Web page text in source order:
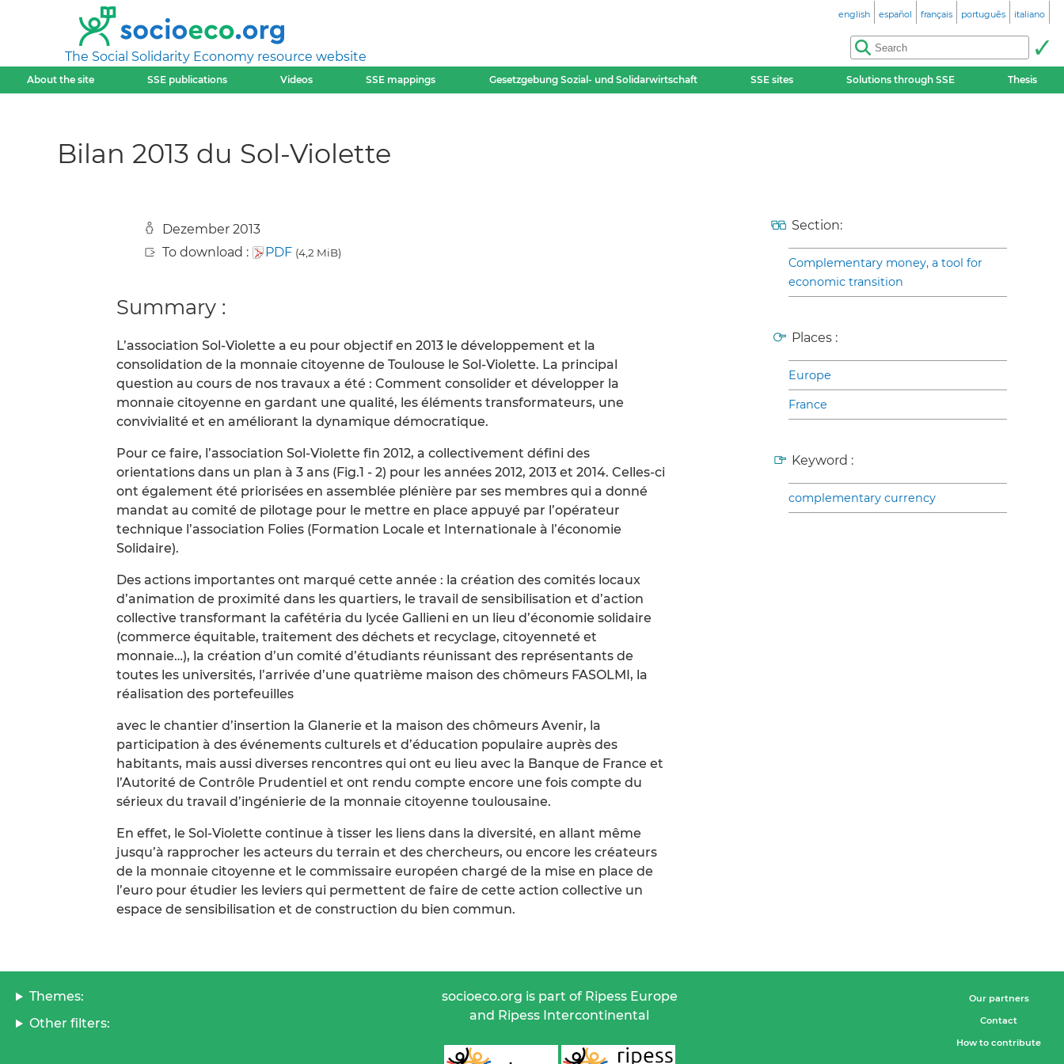
The Social Solidarity Economy resource website
english español français português italiano
About the site SSE publications Videos SSE mappings Gesetzgebung Sozial- und Solidarwirtschaft SSE sites Solutions through SSE Thesis
Bilan 2013 du Sol-Violette
Dezember 2013
To download :
PDF (4,2 MiB)
Summary :
L’association Sol-Violette a eu pour objectif en 2013 le développement et la
consolidation de la monnaie citoyenne de Toulouse le Sol-Violette. La principal
question au cours de nos travaux a été : Comment consolider et développer la
monnaie citoyenne en gardant une qualité, les éléments transformateurs, une
convivialité et en améliorant la dynamique démocratique.
Pour ce faire, l’association Sol-Violette fin 2012, a collectivement défini des
orientations dans un plan à 3 ans (Fig.1 - 2) pour les années 2012, 2013 et 2014. Celles-ci
ont également été priorisées en assemblée plénière par ses membres qui a donné
mandat au comité de pilotage pour le mettre en place appuyé par l’opérateur
technique l’association Folies (Formation Locale et Internationale à l’économie
Solidaire).
Des actions importantes ont marqué cette année : la création des comités locaux
d’animation de proximité dans les quartiers, le travail de sensibilisation et d’action
collective transformant la cafétéria du lycée Gallieni en un lieu d’économie solidaire
(commerce équitable, traitement des déchets et recyclage, citoyenneté et
monnaie…), la création d’un comité d’étudiants réunissant des représentants de
toutes les universités, l’arrivée d’une quatrième maison des chômeurs FASOLMI, la
réalisation des portefeuilles
avec le chantier d’insertion la Glanerie et la maison des chômeurs Avenir, la
participation à des événements culturels et d’éducation populaire auprès des
habitants, mais aussi diverses rencontres qui ont eu lieu avec la Banque de France et
l’Autorité de Contrôle Prudentiel et ont rendu compte encore une fois compte du
sérieux du travail d’ingénierie de la monnaie citoyenne toulousaine.
En effet, le Sol-Violette continue à tisser les liens dans la diversité, en allant même
jusqu’à rapprocher les acteurs du terrain et des chercheurs, ou encore les créateurs
de la monnaie citoyenne et le commissaire européen chargé de la mise en place de
l’euro pour étudier les leviers qui permettent de faire de cette action collective un
espace de sensibilisation et de construction du bien commun.
Section:
Complementary money, a tool for
economic transition
Places :
Europe
France
Keyword :
complementary currency
Themes:
Other filters:
socioeco.org is part of Ripess Europe
and Ripess Intercontinental
Our partners
Contact
How to contribute